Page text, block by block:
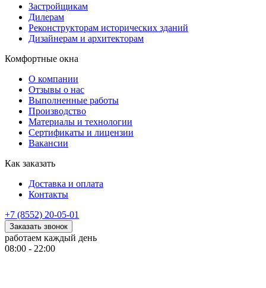
Застройщикам
Дилерам
Реконструкторам исторических зданий
Дизайнерам и архитекторам
Комфортные окна
О компании
Отзывы о нас
Выполненные работы
Производство
Материалы и технологии
Сертификаты и лицензии
Вакансии
Как заказать
Доставка и оплата
Контакты
+7 (8552) 20-05-01
Заказать звонок
работаем каждый день
08:00 - 22:00